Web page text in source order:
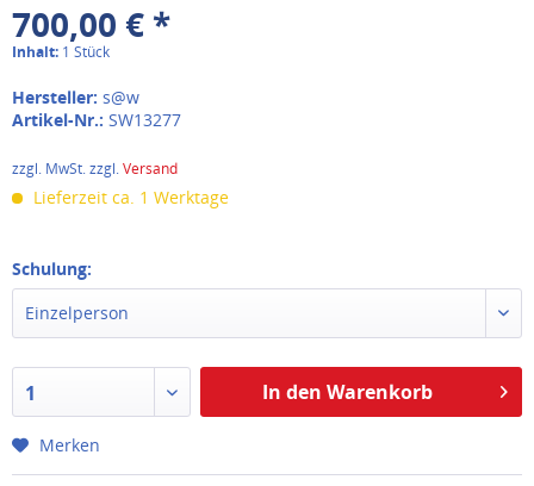
700,00 € *
Inhalt: 1 Stück
Hersteller: s@w
Artikel-Nr.: SW13277
zzgl. MwSt. zzgl.Versand
Lieferzeit ca. 1 Werktage
Schulung:
Einzelperson
1 In den Warenkorb
Merken